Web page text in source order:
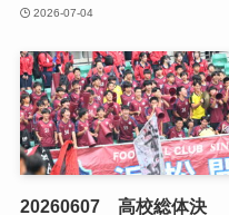
2026-07-04
20260607 高校総体決